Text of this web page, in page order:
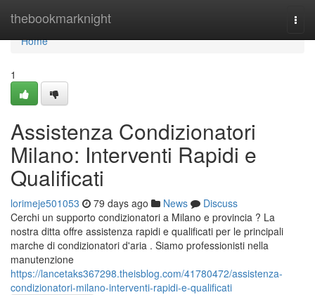
thebookmarknight
Home
Home
1
Assistenza Condizionatori
Milano: Interventi Rapidi e
Qualificati
lorimeje501053 79 days ago News
Discuss
Cerchi un supporto condizionatori a Milano e provincia ? La
nostra ditta offre assistenza rapidi e qualificati per le principali
marche di condizionatori d'aria . Siamo professionisti nella
manutenzione
https://lancetaks367298.theisblog.com/41780472/assistenza-
condizionatori-milano-interventi-rapidi-e-qualificati